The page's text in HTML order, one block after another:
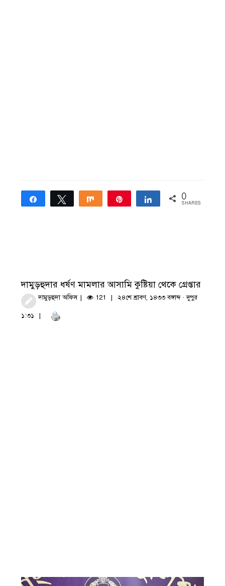
Share Tweet Share Share 0
SHARES
দামুড়হুদার ধর্ষণ মামলার আসামি কুষ্টিয়া থেকে গ্রেপ্তার
দামুড়হুদা অফিস 121 ২৪শে শ্রাবণ, ১৪৩৩ বঙ্গাব্দ · দুপুর
১:৩১